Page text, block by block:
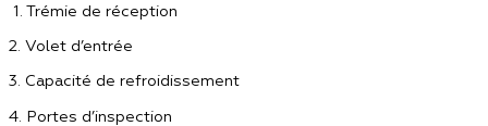
1. Trémie de réception
2. Volet d’entrée
3. Capacité de refroidissement
4. Portes d’inspection